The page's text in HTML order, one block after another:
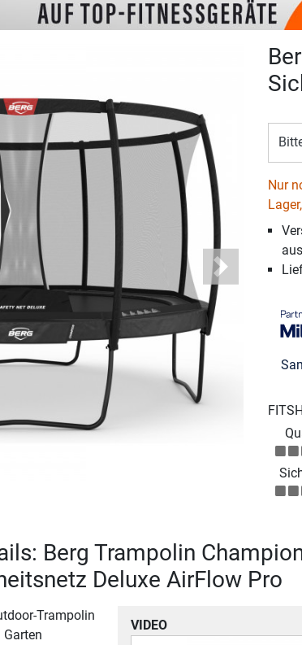
Next
Nur
Berg Trampolin
Deluxe AirFlow Pro
VIDEO
Trampolin